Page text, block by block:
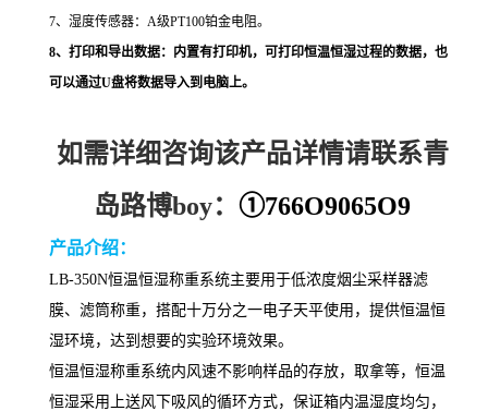
7、湿度传感器：A级PT100铂金电阻。
8、打印和导出数据：内置有打印机，可打印恒温恒湿过程的数据，也
可以通过U盘将数据导入到电脑上。
如需详细咨询该产品详情请联系青
岛路博boy： ①766O9065O9
产品介绍：
LB-350N恒温恒湿称重系统主要用于低浓度烟尘采样器滤
膜、滤筒称重，搭配十万分之一电子天平使用，提供恒温恒
湿环境，达到想要的实验环境效果。
恒温恒湿称重系统内风速不影响样品的存放，取拿等，恒温
恒湿采用上送风下吸风的循环方式，保证箱内温湿度均匀，